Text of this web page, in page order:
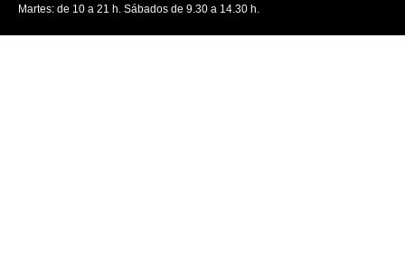
Martes: de 10 a 21 h. Sábados de 9.30 a 14.30 h.